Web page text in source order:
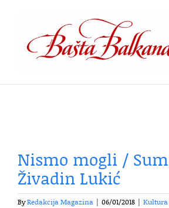
content
Nismo mogli /
Živadin Lukić
ByRedakcija Magazina 06/01/2018 Kultura